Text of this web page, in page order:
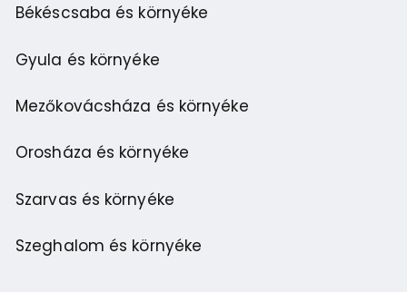
Békéscsaba és környéke
Gyula és környéke
Mezőkovácsháza és környéke
Orosháza és környéke
Szarvas és környéke
Szeghalom és környéke